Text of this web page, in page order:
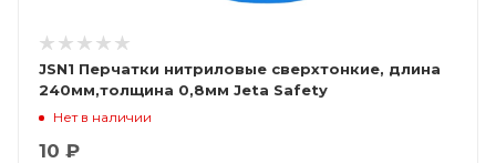
JSN1 Перчатки нитриловые сверхтонкие, длина
240мм,толщина 0,8мм Jeta Safety
Нет в наличии
10 ₽